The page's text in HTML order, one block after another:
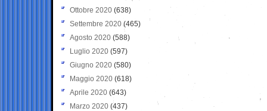
Ottobre 2020 (638)
Settembre 2020(465)
Agosto 2020 (588)
Luglio 2020 (597)
Giugno 2020 (580)
Maggio 2020 (618)
Aprile 2020 (643)
Marzo 2020 (437)